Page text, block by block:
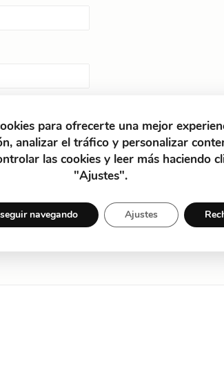
para ofrecerte una mejor
analizar el tráfico y personalizar
las cookies y leer más haciendo
"Ajustes".
navegando Ajustes